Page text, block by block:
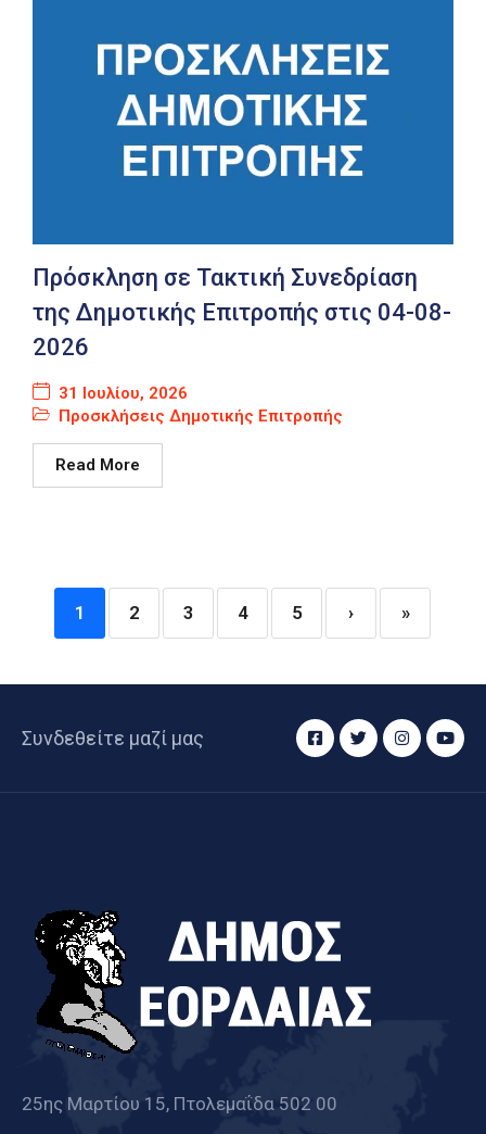
Πρόσκληση σε Τακτική Συνεδρίαση
της Δημοτικής Επιτροπής στις 04-08-
2026
31 Ιουλίου, 2026
Προσκλήσεις Δημοτικής Επιτροπής
Read More
1 2 3 4 5 › »
Συνδεθείτε μαζί μας
25ης Μαρτίου 15, Πτολεμαΐδα 502 00